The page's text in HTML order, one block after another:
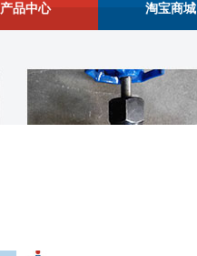
产品中心 淘宝商城